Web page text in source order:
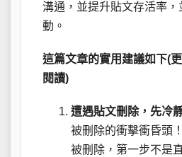
溝通，並提升貼文存活率
動。
這篇文章的實用建議如下(
閱讀)
遭遇貼文刪除，先冷
被刪除的衝擊衝昏頭
被刪除，第一步不是